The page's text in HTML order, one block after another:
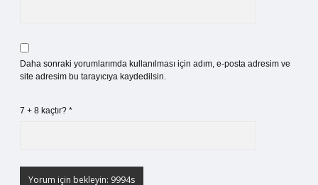
Daha sonraki yorumlarımda kullanılması için adım, e-posta adresim ve
site adresim bu tarayıcıya kaydedilsin.
7 + 8 kaçtır? *